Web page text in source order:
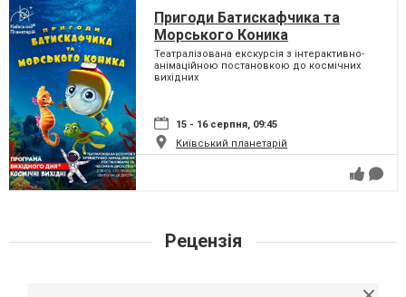
Пригоди Батискафчика та
Морського Коника
Театралізована екскурсія з інтерактивно-
анімаційною постановкою до космічних
вихідних
15 - 16 серпня, 09:45
Київський планетарій
Рецензія